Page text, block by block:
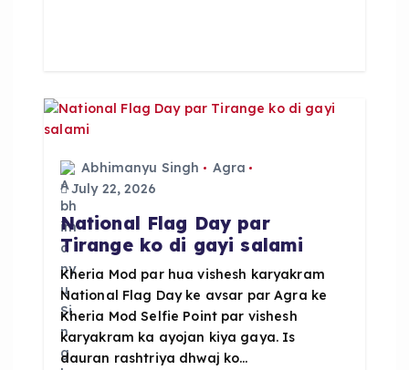
o
k
p
p
Abhimanyu Singh
Agra
July 22, 2026
National Flag Day par
Tirange ko di gayi salami
Kheria Mod par hua vishesh karyakram
National Flag Day ke avsar par Agra ke
Kheria Mod Selfie Point par vishesh
karyakram ka ayojan kiya gaya. Is
dauran rashtriya dhwaj ko…